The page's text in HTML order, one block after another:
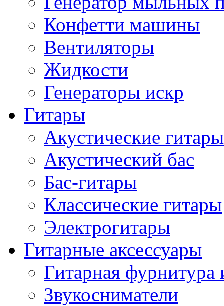
Конфетти машины
Вентиляторы
Жидкости
Генераторы искр
Гитары
Акустические гитары
Акустический бас
Бас-гитары
Классические гитары
Электрогитары
Гитарные аксессуары
Гитарная фурнитура
Звукосниматели